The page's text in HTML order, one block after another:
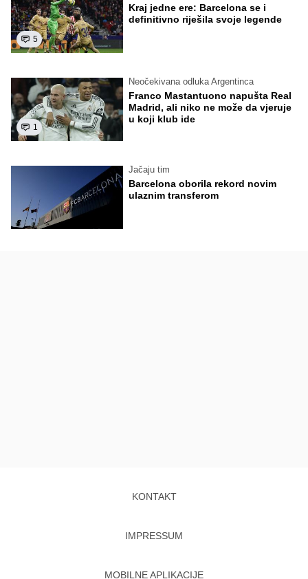
5
Kraj jedne ere: Barcelona se i
definitivno riješila svoje legende
1
Neočekivana odluka Argentinca
Franco Mastantuono napušta Real
Madrid, ali niko ne može da vjeruje
u koji klub ide
Jačaju tim
Barcelona oborila rekord novim
ulaznim transferom
KONTAKT
IMPRESSUM
MOBILNE APLIKACIJE